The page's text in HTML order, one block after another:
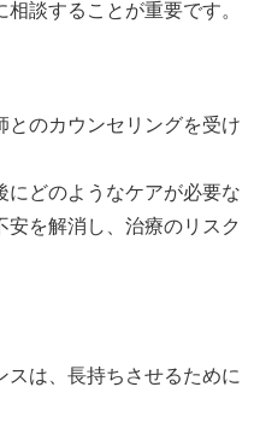
談することが重要です。
のカウンセリングを受け
どのようなケアが必要な
を解消し、治療のリスク
は、長持ちさせるために